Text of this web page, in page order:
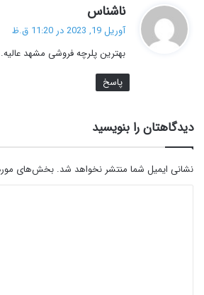
ناشناس
ف
:
آوریل 19, 2023 در 11:20 ق.ظ
بهترین پلرچه فروشی مشهد عالیه.
پاسخ
دیدگاهتان را بنویسید
نشانی ایمیل شما منتشر نخواهد شد. بخش‌های